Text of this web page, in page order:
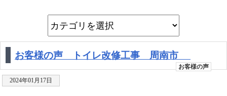
お客様の声 トイレ改修工事 周南市
お客様の声
2024年01月17日